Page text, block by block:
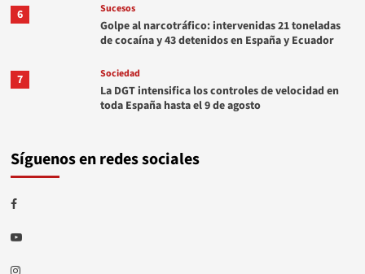
6
Sucesos
Golpe al narcotráfico: intervenidas 21 toneladas
de cocaína y 43 detenidos en España y Ecuador
7 Sociedad
La DGT intensifica los controles de velocidad en
toda España hasta el 9 de agosto
Síguenos en redes sociales
Facebook
Youtube
Instagram